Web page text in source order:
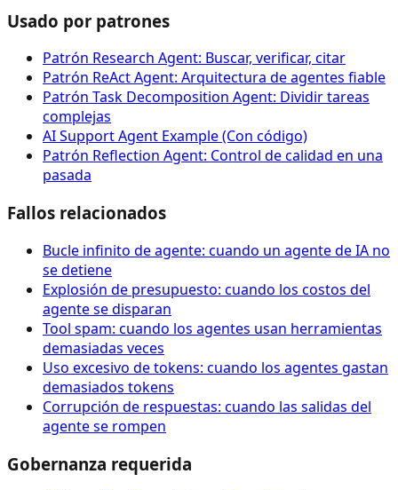
Usado por patrones
Patrón Research Agent: Buscar, verificar, citar
Patrón ReAct Agent: Arquitectura de agentes fiable
Patrón Task Decomposition Agent: Dividir tareas
complejas
AI Support Agent Example (Con código)
Patrón Reflection Agent: Control de calidad en una
pasada
Fallos relacionados
Bucle infinito de agente: cuando un agente de IA no
se detiene
Explosión de presupuesto: cuando los costos del
agente se disparan
Tool spam: cuando los agentes usan herramientas
demasiadas veces
Uso excesivo de tokens: cuando los agentes gastan
demasiados tokens
Corrupción de respuestas: cuando las salidas del
agente se rompen
Gobernanza requerida